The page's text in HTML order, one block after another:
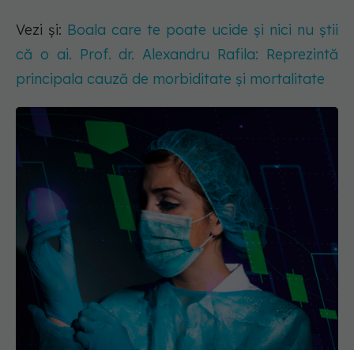
Vezi și: Boala care te poate ucide și nici nu știi
că o ai. Prof. dr. Alexandru Rafila: Reprezintă
principala cauză de morbiditate și mortalitate